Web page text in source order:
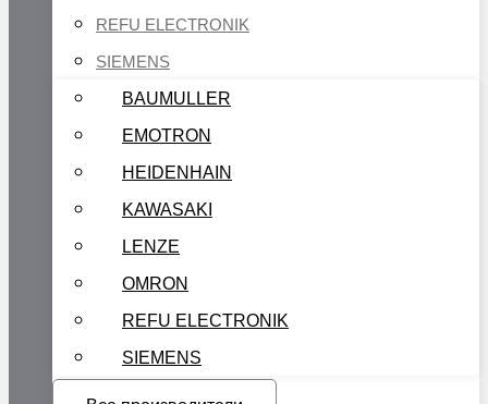
REFU ELECTRONIK
SIEMENS
BAUMULLER
EMOTRON
HEIDENHAIN
KAWASAKI
LENZE
OMRON
REFU ELECTRONIK
SIEMENS